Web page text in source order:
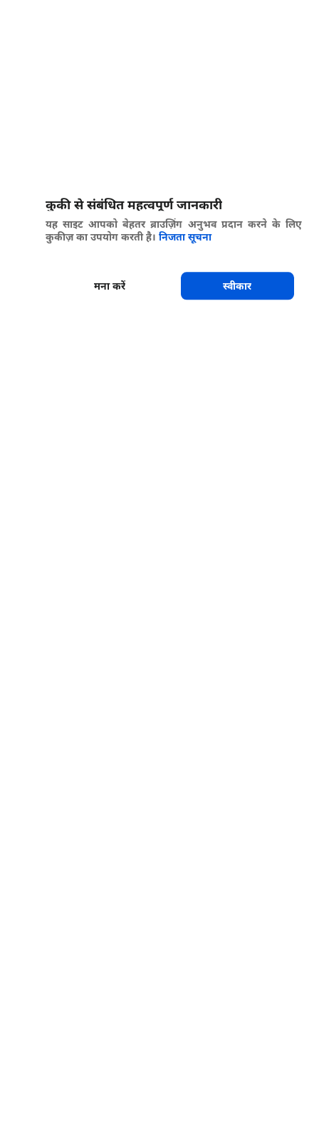
कुकी से संबंधित महत्वपूर्ण जानकारी
यह साइट आपको बेहतर ब्राउज़िंग अनुभव प्रदान करने के लिए
कुकीज़ का उपयोग करती है। निजता सूचना
मना करें स्वीकार